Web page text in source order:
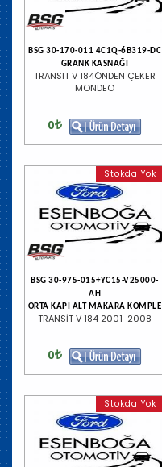
BSG 30-170-011 4C1Q-6B319-DC
GRANK KASNAĞI
TRANSIT V 184ÖNDEN ÇEKER
MONDEO
0
Stokda Yok
BSG 30-975-015+YC15-V25000-
AH
ORTA KAPI ALT MAKARA KOMPLE
TRANSİT V 184 2001-2008
0
Stokda Yok